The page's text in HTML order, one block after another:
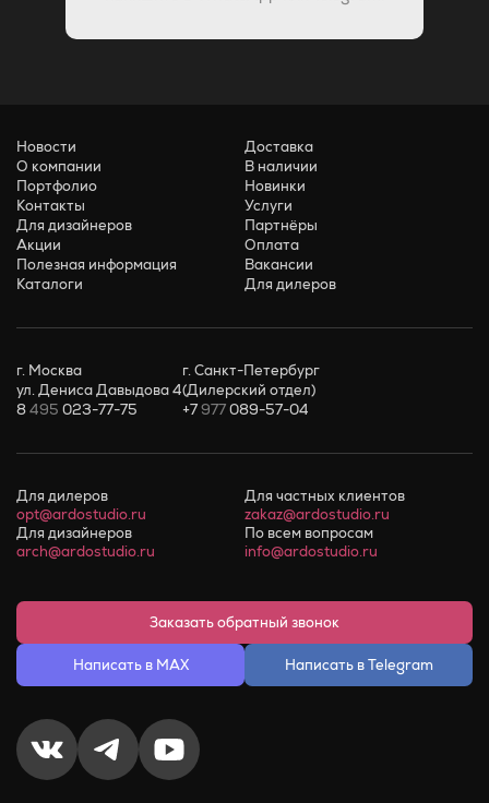
Новости
О компании
Портфолио
Контакты
Для дизайнеров
Акции
Полезная информация
Каталоги
Доставка
В наличии
Новинки
Услуги
Партнёры
Оплата
Вакансии
Для дилеров
г. Москва
ул. Дениса Давыдова 4
8495 023-77-75
г. Санкт-Петербург
(Дилерский отдел)
+7977089-57-04
Для дилеров
opt@ardostudio.ru
Для частных клиентов
zakaz@ardostudio.ru
Для дизайнеров
arch@ardostudio.ru
По всем вопросам
info@ardostudio.ru
Заказать обратный звонок
Написать в MAX Написать в Telegram